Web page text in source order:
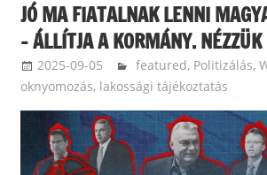
JÓ MA FIATALNAK LENNI
– ÁLLÍTJA A KORMÁNY.
2025-09-05 featured, Politizálás,
oknyomozás, lakossági tájékoztatás